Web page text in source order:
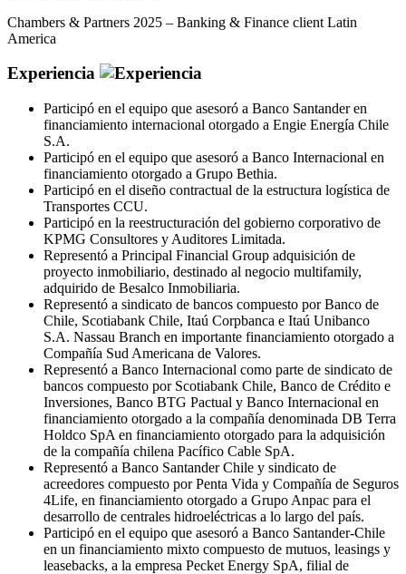
Chambers & Partners 2025 – Banking & Finance client Latin
America
Experiencia
Participó en el equipo que asesoró a Banco Santander en
financiamiento internacional otorgado a Engie Energía Chile
S.A.
Participó en el equipo que asesoró a Banco Internacional en
financiamiento otorgado a Grupo Bethia.
Participó en el diseño contractual de la estructura logística de
Transportes CCU.
Participó en la reestructuración del gobierno corporativo de
KPMG Consultores y Auditores Limitada.
Representó a Principal Financial Group adquisición de
proyecto inmobiliario, destinado al negocio multifamily,
adquirido de Besalco Inmobiliaria.
Representó a sindicato de bancos compuesto por Banco de
Chile, Scotiabank Chile, Itaú Corpbanca e Itaú Unibanco
S.A. Nassau Branch en importante financiamiento otorgado a
Compañía Sud Americana de Valores.
Representó a Banco Internacional como parte de sindicato de
bancos compuesto por Scotiabank Chile, Banco de Crédito e
Inversiones, Banco BTG Pactual y Banco Internacional en
financiamiento otorgado a la compañía denominada DB Terra
Holdco SpA en financiamiento otorgado para la adquisición
de la compañía chilena Pacífico Cable SpA.
Representó a Banco Santander Chile y sindicato de
acreedores compuesto por Penta Vida y Compañía de Seguros
4Life, en financiamiento otorgado a Grupo Anpac para el
desarrollo de centrales hidroeléctricas a lo largo del país.
Participó en el equipo que asesoró a Banco Santander-Chile
en un financiamiento mixto compuesto de mutuos, leasings y
leasebacks, a la empresa Pecket Energy SpA, filial de